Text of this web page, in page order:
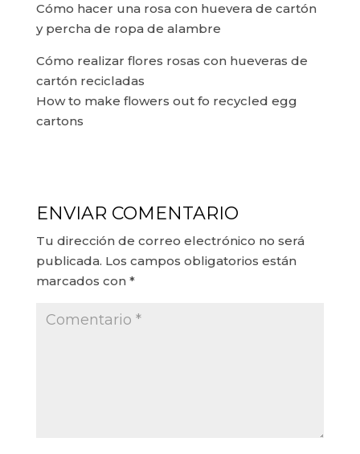
Cómo hacer una rosa con huevera de cartón
y percha de ropa de alambre
Cómo realizar flores rosas con hueveras de
cartón recicladas
How to make flowers out fo recycled egg
cartons
ENVIAR COMENTARIO
Tu dirección de correo electrónico no será
publicada. Los campos obligatorios están
marcados con *